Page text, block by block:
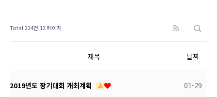
Total 224건 12 페이지
제목 날짜
2019년도 장기대회 개최계획 01-29